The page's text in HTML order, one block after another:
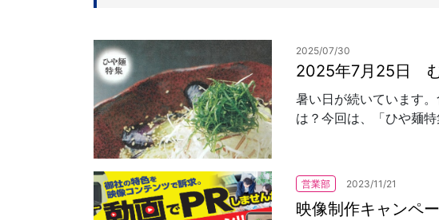
2025/07/30
2025年7月25日
暑い日が続いています
は？今回は、「ひや麺
営業部 2023/11/21
映像制作キャンペ